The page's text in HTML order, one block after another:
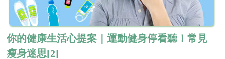
你的健康生活心提案｜運動健身停看聽！常見
瘦身迷思[2]